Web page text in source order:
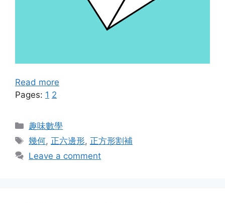
Read more
Pages: 1 2
Categories
趣味數學
Tags
幾何, 正六邊形, 正方形割補
Leave a comment